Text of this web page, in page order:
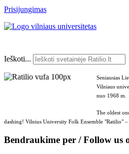
Prisijungimas
Ieškoti...
Seniausias
Vilniaus
nuo 1968 m.
The oldest
dashing! Vilnius University Folk Ensemble "Ratilio" –
Bendraukime per / Follow us